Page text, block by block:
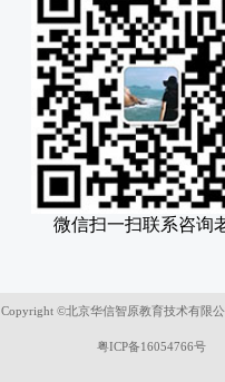
微信扫一扫联系咨询
Copyright ©北京华信智原教育技术有限
粤ICP备16054766号